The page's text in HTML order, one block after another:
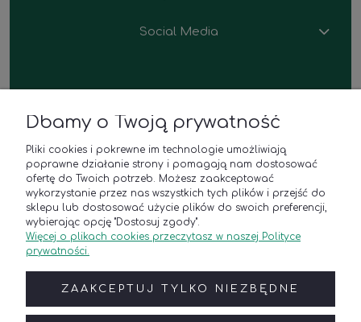
Social Media
Polana u Barana
Sklep z roślinami i kwiaciarnia
ul. Platynowa 21,
62-052 Komorniki k. Poznania
Godziny otwarcia
poniedziałek - piątek: 8:00–18:00
sobota: 9:00–17:00
Telefon:(+48) 788 835 250
E-mail: online@polanaubarana.pl
Roślinne aranżacje wnętrz
Dbamy o Twoją prywatność
Pliki cookies i pokrewne im technologie umożliwiają
poprawne działanie strony i pomagają nam dostosować
ofertę do Twoich potrzeb. Możesz zaakceptować
wykorzystanie przez nas wszystkich tych plików i przejść do
sklepu lub dostosować użycie plików do swoich preferencji,
wybierając opcję "Dostosuj zgody".
Więcej o plikach cookies przeczytasz w naszej Polityce
prywatności.
ZAAKCEPTUJ TYLKO NIEZBĘDNE